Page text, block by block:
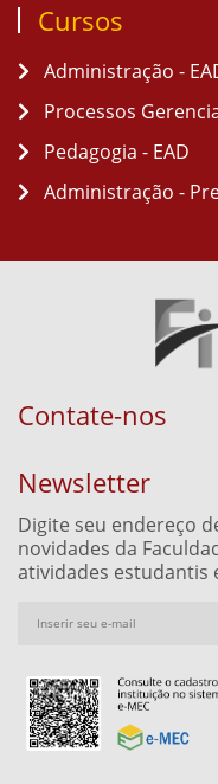
Cursos
Administração -
Processos
Pedagogia - EAD
Administração -
Contate-nos
Newsletter
Digite seu endereço
novidades da
atividades estudantis